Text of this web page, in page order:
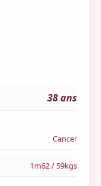
38 ans
Cancer
1m62 / 59kgs